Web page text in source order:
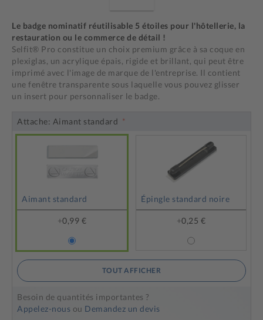
Le badge nominatif réutilisable 5 étoiles pour l'hôtellerie, la
restauration ou le commerce de détail !
Selfit® Pro constitue un choix premium grâce à sa coque en
plexiglas, un acrylique épais, rigide et brillant, qui peut être
imprimé avec l'image de marque de l'entreprise. Il contient
une fenêtre transparente sous laquelle vous pouvez glisser
un insert pour personnaliser le badge.
Attache: Aimant standard
Aimant standard
+0,99 €
Épingle standard noire
+0,25 €
TOUT AFFICHER
Besoin de quantités importantes ?
Appelez-nous ou Demandez un devis